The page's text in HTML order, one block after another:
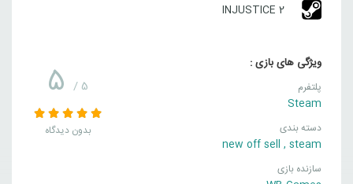
INJUSTICE 2
ویژگی های بازی :
پلتفرم
Steam
دسته بندی
new off sell , steam
سازنده بازی
5 / 5
بدون دیدگاه